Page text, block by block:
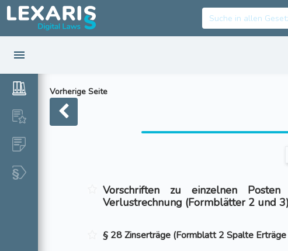
Vorherige Seite
Vorschriften zu einzelnen
Verlustrechnung (Formblätter 2 und 3)
§ 28 Zinserträge (Formblatt 2 Spalte